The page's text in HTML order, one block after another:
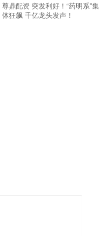
尊鼎配资 突发利好！“药明系”集
体狂飙 千亿龙头发声！